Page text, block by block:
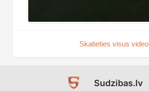
Skatieties visus video
Sudzibas.lv